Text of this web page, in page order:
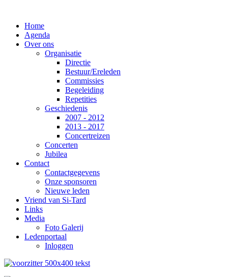
Home
Agenda
Over ons
Organisatie
Directie
Bestuur/Ereleden
Commissies
Begeleiding
Repetities
Geschiedenis
2007 - 2012
2013 - 2017
Concertreizen
Concerten
Jubilea
Contact
Contactgegevens
Onze sponsoren
Nieuwe leden
Vriend van Si-Tard
Links
Media
Foto Galerij
Ledenportaal
Inloggen